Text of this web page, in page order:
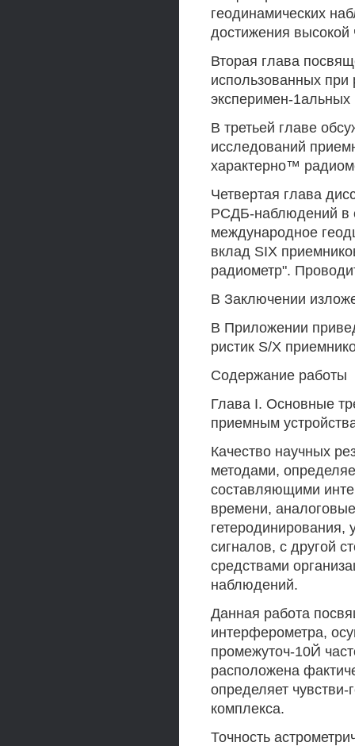
геодинамических
достижения высокой
Вторая глава
использованных при
эксперимен-
В третьей главе
исследований
характерно™
Четвертая глава
РСДБ-наблюдений в
международное
вклад SIX
радиометр".
В Заключении
В Приложении
ристик S/X
Содержание работы
Глава I. Основные
приемным
Качество научных
методами,
составляющими
времени,
гетеродинирования,
сигналов, с другой
средствами
наблюдений.
Данная работа
интерферометра,
промежуточ-10Й
расположена
определяет чувстви-
комплекса.
Точность